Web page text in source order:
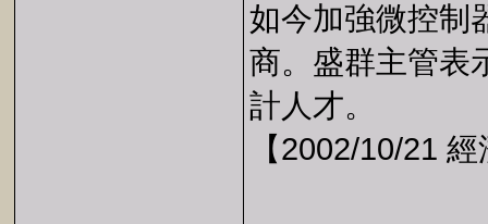
如今加強微控制
商。盛群主管表
計人才。
【2002/10/21